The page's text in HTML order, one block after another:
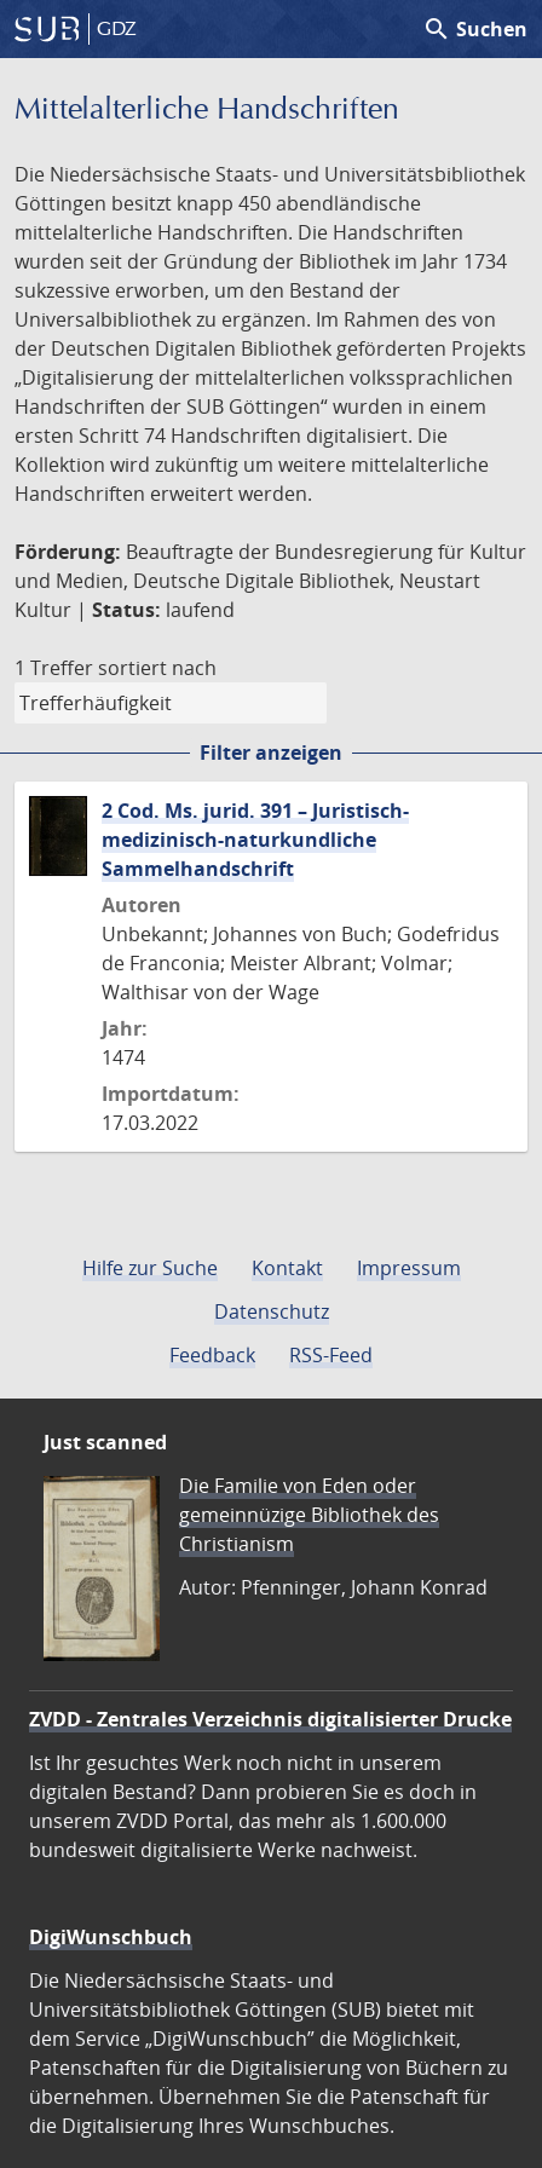
GDZ search Suchen
Mittelalterliche Handschriften
Die Niedersächsische Staats- und Universitätsbibliothek
Göttingen besitzt knapp 450 abendländische
mittelalterliche Handschriften. Die Handschriften
wurden seit der Gründung der Bibliothek im Jahr 1734
sukzessive erworben, um den Bestand der
Universalbibliothek zu ergänzen. Im Rahmen des von
der Deutschen Digitalen Bibliothek geförderten Projekts
„Digitalisierung der mittelalterlichen volkssprachlichen
Handschriften der SUB Göttingen“ wurden in einem
ersten Schritt 74 Handschriften digitalisiert. Die
Kollektion wird zukünftig um weitere mittelalterliche
Handschriften erweitert werden.
Förderung: Beauftragte der Bundesregierung für Kultur
und Medien, Deutsche Digitale Bibliothek, Neustart
Kultur | Status: laufend
1 Treffer sortiert nach
Filter anzeigen
2 Cod. Ms. jurid. 391 – Juristisch-
medizinisch-naturkundliche
Sammelhandschrift
Autoren
Unbekannt; Johannes von Buch; Godefridus
de Franconia; Meister Albrant; Volmar;
Walthisar von der Wage
Jahr:
1474
Importdatum:
17.03.2022
Hilfe zur Suche Kontakt
Impressum
Datenschutz
Feedback
RSS-Feed
Just scanned
Die Familie von Eden oder
gemeinnüzige Bibliothek des
Christianism
Autor: Pfenninger, Johann Konrad
ZVDD - Zentrales Verzeichnis digitalisierter Drucke
Ist Ihr gesuchtes Werk noch nicht in unserem
digitalen Bestand? Dann probieren Sie es doch in
unserem ZVDD Portal, das mehr als 1.600.000
bundesweit digitalisierte Werke nachweist.
DigiWunschbuch
Die Niedersächsische Staats- und
Universitätsbibliothek Göttingen (SUB) bietet mit
dem Service „DigiWunschbuch” die Möglichkeit,
Patenschaften für die Digitalisierung von Büchern zu
übernehmen. Übernehmen Sie die Patenschaft für
die Digitalisierung Ihres Wunschbuches.